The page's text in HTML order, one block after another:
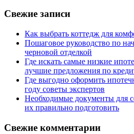
Свежие записи
Как выбрать коттедж для
Пошаговое руководство по
черновой отделкой
Где искать самые низкие
лучшие предложения по
Где выгодно оформить
году советы экспертов
Необходимые документы для
их правильно подготовить
Свежие комментарии